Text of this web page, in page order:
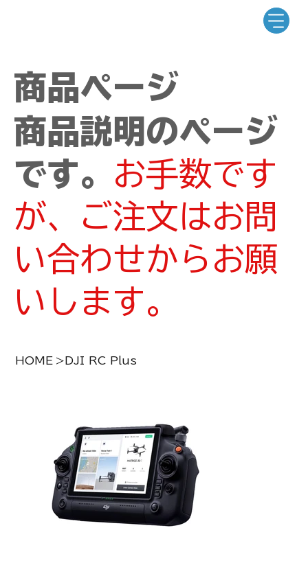
商品ページ
商品説明のページ
です。 お手数です
が、ご注文はお問
い合わせからお願
いします。
HOME > DJI RC Plus